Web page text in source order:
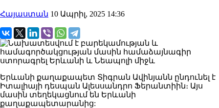
Հայաստան 10 Ապրիլ, 2025 14:36
Երևանի քաղաքապետ Տիգրան Ավինյանն ընդունել է
Իտալիայի դեսպան Ալեսսանդրո Ֆերանտիին։ Այս
մասին տեղեկացնում են Երևանի
քաղաքապետարանից: